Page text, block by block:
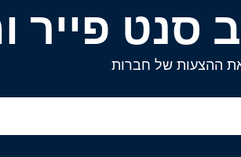
פייר
ההצעות של חברות